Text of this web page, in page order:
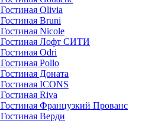
Гостиная Olivia
Гостиная Bruni
Гостиная Nicole
Гостиная Лофт СИТИ
Гостиная Odri
Гостиная Pollo
Гостиная Доната
Гостиная ICONS
Гостиная Riva
Гостиная Французкий Прованс
Гостиная Верди